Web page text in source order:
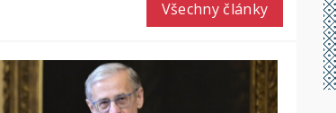
Všechny články